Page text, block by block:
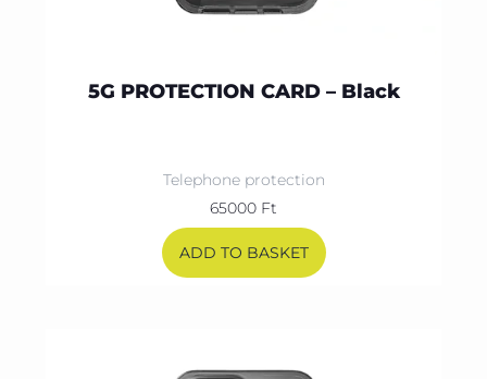
5G PROTECTION CARD – Black
Telephone protection
65000 Ft
ADD TO BASKET